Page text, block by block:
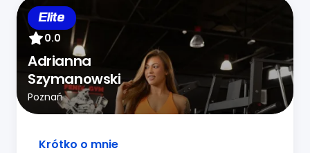
Elite
0.0
Adrianna
Szymanowski
Poznań
Krótko o mnie